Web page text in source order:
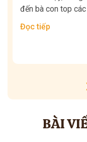
đến bà con top
Đọc tiếp
BÀI